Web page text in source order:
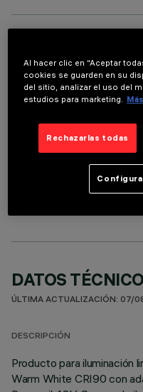
Es necesario pedir uno de los accesorios
producto:
DATOS
ÚLTIMA ACTUALIZACIÓN: 07/
DESCRIPCIÓN
Producto para iluminación
Warm White CRI90 con
Al hacer clic en “Aceptar
cookies se guarden en su
del sitio, analizar el uso del
estudios para marketing.
Rechazarlas todas